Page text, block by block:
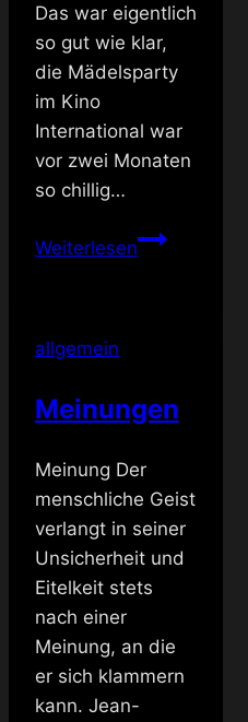
Das war eigentlich
so gut wie klar,
die Mädelsparty
im Kino
International war
vor zwei Monaten
so chillig…
WeiterlesenAnkündigung:
Abend
allgemein
Meinungen
Meinung Der
menschliche Geist
verlangt in seiner
Unsicherheit und
Eitelkeit stets
nach einer
Meinung, an die
er sich klammern
kann. Jean-